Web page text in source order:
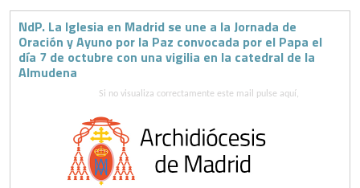
NdP. La Iglesia en Madrid se une a la Jornada de
Oración y Ayuno por la Paz convocada por el Papa el
día 7 de octubre con una vigilia en la catedral de la
Almudena